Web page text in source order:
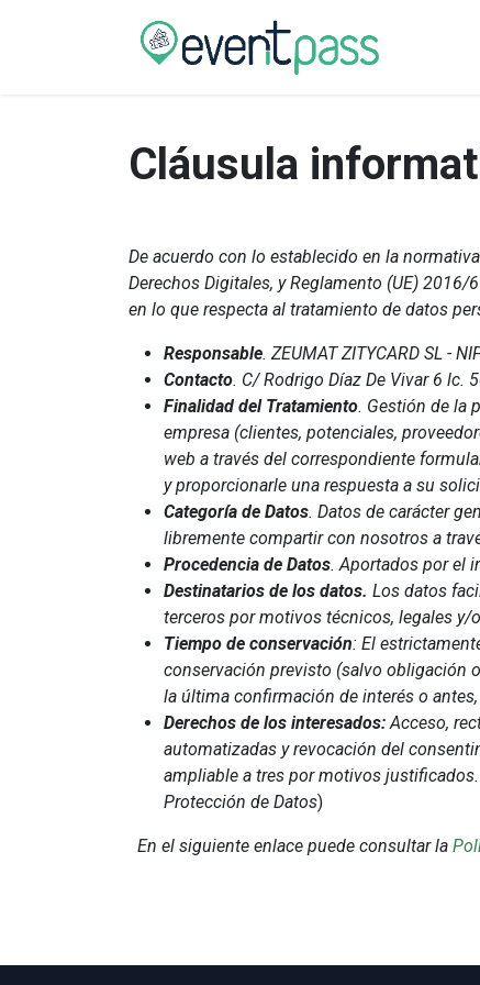
Cláusula
De acuerdo con lo establecido en la
Derechos Digitales, y Reglamento (UE)
en lo que respecta al tratamiento de datos
Responsable. ZEUMAT ZITYCARD SL -
Contacto. C/ Rodrigo Díaz De Vivar 6 lc.
Finalidad del Tratamiento. Gestión de la
empresa (clientes, potenciales,
web a través del correspondiente
y proporcionarle una respuesta a su
Categoría de Datos. Datos de carácter
libremente compartir con nosotros a
Procedencia de Datos. Aportados por el
Destinatarios de los datos. Los datos
terceros por motivos técnicos, legales
Tiempo de conservación: El
conservación previsto (salvo obligación
la última confirmación de interés o
Derechos de los interesados:Acceso,
automatizadas y revocación del
ampliable a tres por motivos
Protección de Datos)
En el siguiente enlace puede consultar la